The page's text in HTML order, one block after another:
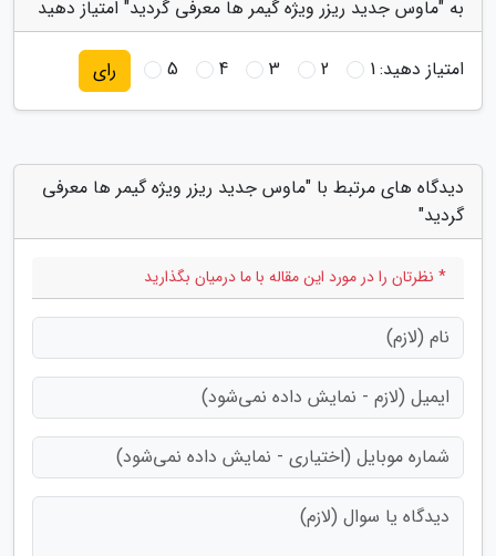
به "ماوس جدید ریزر ویژه گیمر ها معرفی گردید" امتیاز دهید
امتیاز دهید:1
2
3
4
5 رای
دیدگاه های مرتبط با "ماوس جدید ریزر ویژه گیمر ها معرفی
گردید"
* نظرتان را در مورد این مقاله با ما درمیان بگذارید